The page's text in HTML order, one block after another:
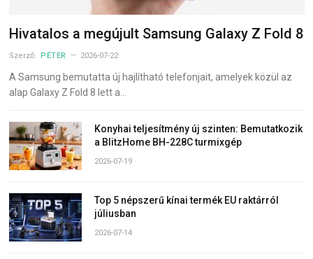
Hivatalos a megújult Samsung Galaxy Z Fold 8
Szerző: PÉTER 2026-07-22
A Samsung bemutatta új hajlítható telefonjait, amelyek közül az
alap Galaxy Z Fold 8 lett a…
Konyhai teljesítmény új szinten: Bemutatkozik
a BlitzHome BH-228C turmixgép
2026-07-19
Top 5 népszerű kínai termék EU raktárról
júliusban
2026-07-14